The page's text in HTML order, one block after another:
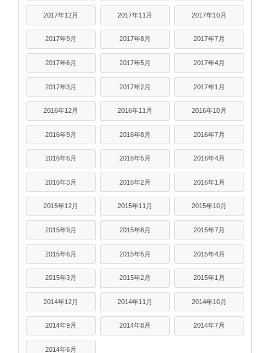
2017年12月 2017年11月 2017年10月
2017年9月 2017年8月 2017年7月
2017年6月 2017年5月 2017年4月
2017年3月 2017年2月 2017年1月
2016年12月 2016年11月 2016年10月
2016年9月 2016年8月 2016年7月
2016年6月 2016年5月 2016年4月
2016年3月 2016年2月 2016年1月
2015年12月 2015年11月 2015年10月
2015年9月 2015年8月 2015年7月
2015年6月 2015年5月 2015年4月
2015年3月 2015年2月 2015年1月
2014年12月 2014年11月 2014年10月
2014年9月 2014年8月 2014年7月
2014年6月